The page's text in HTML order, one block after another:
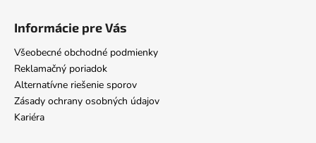
Informácie pre Vás
Všeobecné obchodné podmienky
Reklamačný poriadok
Alternatívne riešenie sporov
Zásady ochrany osobných údajov
Kariéra